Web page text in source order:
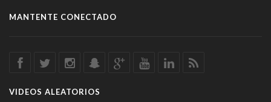
MANTENTE CONECTADO
VIDEOS ALEATORIOS